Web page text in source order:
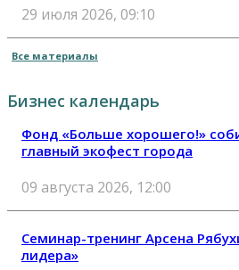
29 июля 2026, 09:10
Все материалы
Бизнес календарь
Фонд «Больше хорошего!»
главный экофест города
09 августа 2026, 12:00
Семинар-тренинг Арсена
лидера»